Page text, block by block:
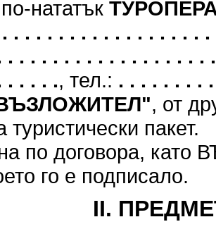
нататък
. . . . . . . . . . . . . . . . . .
. . . . . . . . . . . . . . . . . .
. . . . ., тел.: . . . . . . . .
, от
туристически пакет.
по договора,
го е подписало.
II.